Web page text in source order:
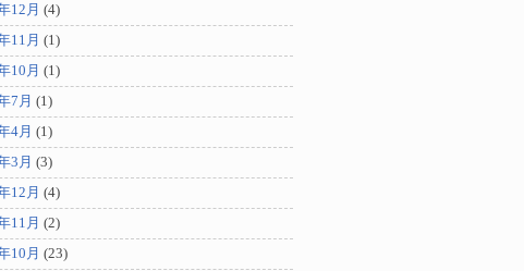
12月 (4)
11月 (1)
10月 (1)
7月 (1)
4月 (1)
3月 (3)
12月 (4)
11月 (2)
10月 (23)